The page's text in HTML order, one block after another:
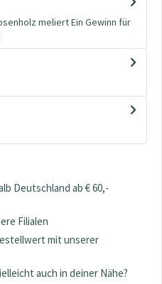
meliert Ein Gewinn für
Deutschland ab € 60,-
Filialen
mit unserer
auch in deiner Nähe?